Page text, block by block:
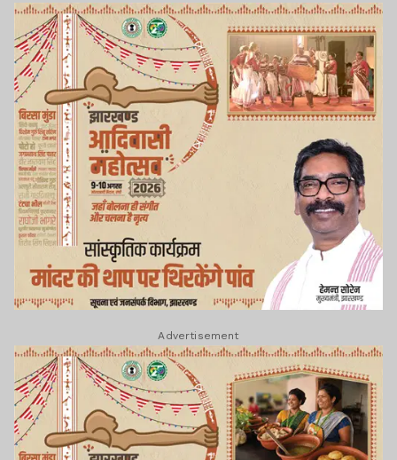
Advertisement